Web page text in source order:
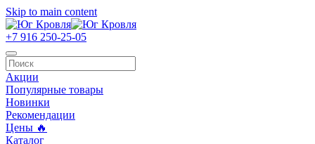
Skip to main content
+7 916 250-25-05
Акции
Популярные товары
Новинки
Рекомендации
Цены 🔥
Каталог